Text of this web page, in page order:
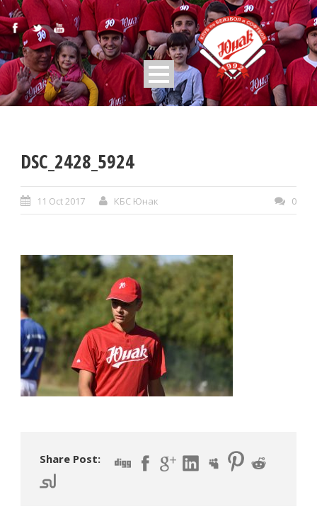
DSC_2428_5924
11 Oct 2017 КБС Юнак 0
Share Post: